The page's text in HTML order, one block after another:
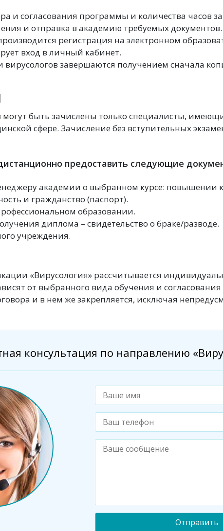
и согласования программы и количества часов
и отправка в академию требуемых документов.
регистрация на электронном
вход в личный кабинет.
завершаются получением сначала
быть зачислены только специалисты,
сфере. Зачисление без вступительных
предоставить следующие
академии о выбранном курсе: повышении
и гражданство (паспорт).
образовании.
диплома – свидетельство о браке/разводе.
учреждения.
«Вирусология» рассчитывается
от выбранного вида обучения и
и в нем же закрепляется, исключая
консультация по направлению